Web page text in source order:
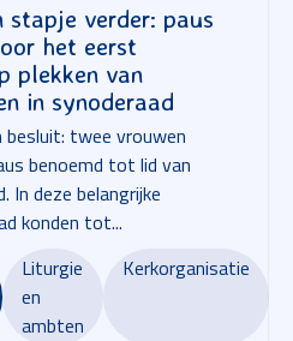
stapje verder: paus
het eerst
plekken van
in synoderaad
besluit: twee vrouwen
benoemd tot lid van
In deze belangrijke
konden tot...
Liturgie
en
ambten
Kerkorganisatie